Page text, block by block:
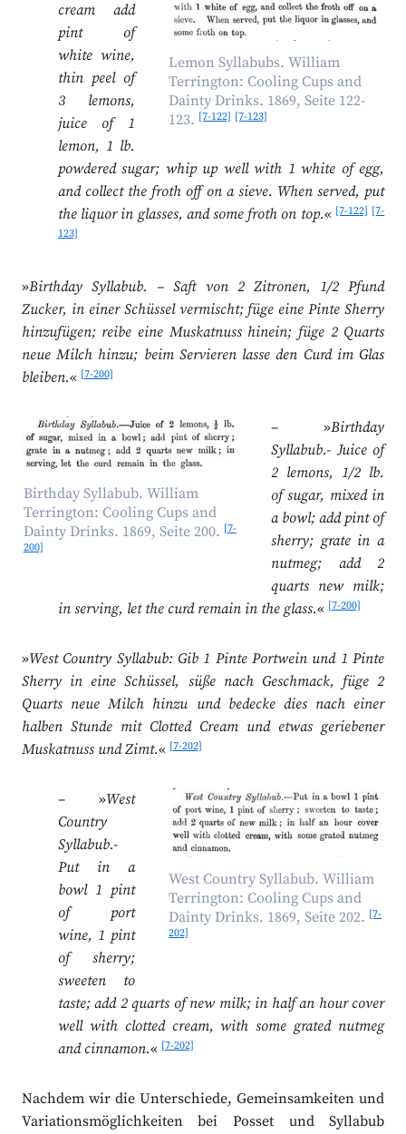
Lemon Syllabubs. William
Terrington: Cooling Cups and
Dainty Drinks. 1869, Seite 122-
123. [7-122] [7-123]
cream add
pint of
white wine,
thin peel of
3 lemons,
juice of 1
lemon, 1 lb.
powdered sugar; whip up well with 1 white of egg,
and collect the froth off on a sieve. When served, put
the liquor in glasses, and some froth on top.« [7-122] [7-
123]
»Birthday Syllabub. – Saft von 2 Zitronen, 1/2 Pfund
Zucker, in einer Schüssel vermischt; füge eine Pinte Sherry
hinzufügen; reibe eine Muskatnuss hinein; füge 2 Quarts
neue Milch hinzu; beim Servieren lasse den Curd im Glas
bleiben.«[7-200]
Birthday Syllabub. William
Terrington: Cooling Cups and
Dainty Drinks. 1869, Seite 200.[7-
200]
– »Birthday
Syllabub.- Juice of
2 lemons, 1/2 lb.
of sugar, mixed in
a bowl; add pint of
sherry; grate in a
nutmeg; add 2
quarts new milk;
in serving, let the curd remain in the glass.«[7-200]
»West Country Syllabub: Gib 1 Pinte Portwein und 1 Pinte
Sherry in eine Schüssel, süße nach Geschmack, füge 2
Quarts neue Milch hinzu und bedecke dies nach einer
halben Stunde mit Clotted Cream und etwas geriebener
Muskatnuss und Zimt.«[7-202]
West Country Syllabub. William
Terrington: Cooling Cups and
Dainty Drinks. 1869, Seite 202. [7-
202]
– »West
Country
Syllabub.-
Put in a
bowl 1 pint
of port
wine, 1 pint
of sherry;
sweeten to
taste; add 2 quarts of new milk; in half an hour cover
well with clotted cream, with some grated nutmeg
and cinnamon.«[7-202]
Nachdem wir die Unterschiede, Gemeinsamkeiten und
Variationsmöglichkeiten bei Posset und Syllabub